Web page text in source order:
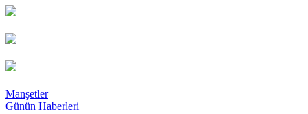
Manşetler
Günün Haberleri